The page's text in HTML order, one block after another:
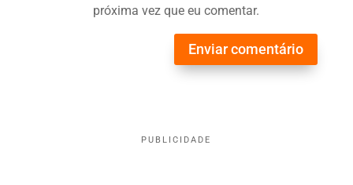
próxima vez que eu comentar.
Enviar comentário
PUBLICIDADE